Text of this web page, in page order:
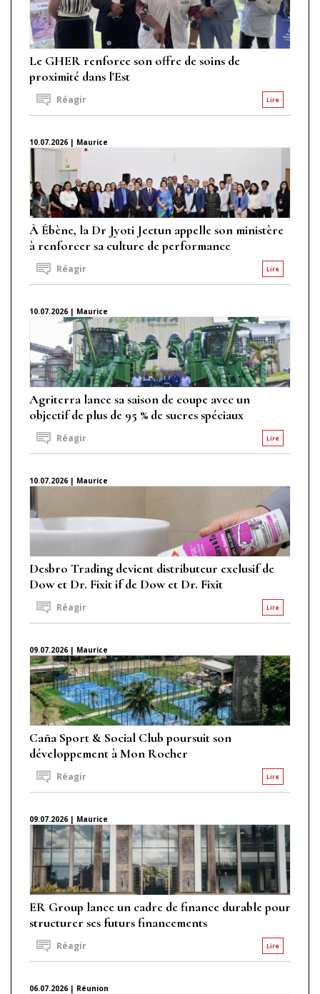
Le GHER renforce son offre de soins de
proximité dans l'Est
Lire
Réagir
10.07.2026 | Maurice
À Ébène, la Dr Jyoti Jeetun appelle son ministère
à renforcer sa culture de performance
Lire
Réagir
10.07.2026 | Maurice
Agriterra lance sa saison de coupe avec un
objectif de plus de 95 % de sucres spéciaux
Lire
Réagir
10.07.2026 | Maurice
Desbro Trading devient distributeur exclusif de
Dow et Dr. Fixit if de Dow et Dr. Fixit
Lire
Réagir
09.07.2026 | Maurice
Caña Sport & Social Club poursuit son
développement à Mon Rocher
Lire
Réagir
09.07.2026 | Maurice
ER Group lance un cadre de finance durable pour
structurer ses futurs financements
Lire
Réagir
06.07.2026 | Réunion